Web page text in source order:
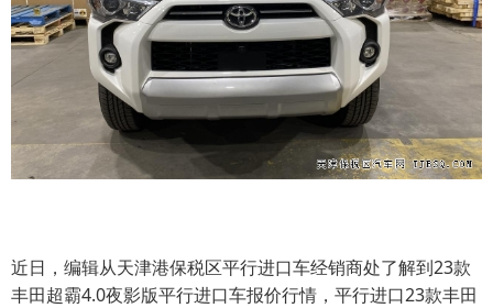
近日，编辑从天津港保税区平行进口车经销商处了解到23款
丰田超霸4.0夜影版平行进口车报价行情，平行进口23款丰田